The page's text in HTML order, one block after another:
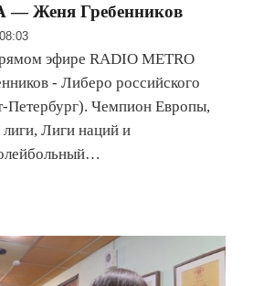
Женя Гребенников
эфире RADIO METRO
- Либеро российского
Петербург). Чемпион Европы,
Лиги наций и